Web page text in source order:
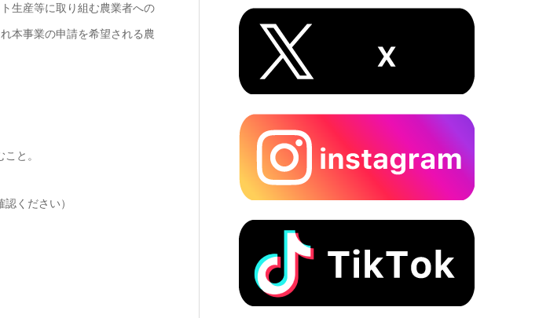
生産等に取り組む農業者への
本事業の申請を希望される農
と。
ください）